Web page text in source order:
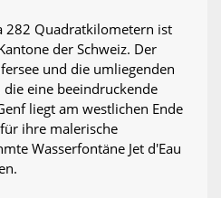
282 Quadratkilometern ist
der Schweiz. Der
und die umliegenden
eine beeindruckende
liegt am westlichen Ende
ihre malerische
Wasserfontäne Jet d'Eau